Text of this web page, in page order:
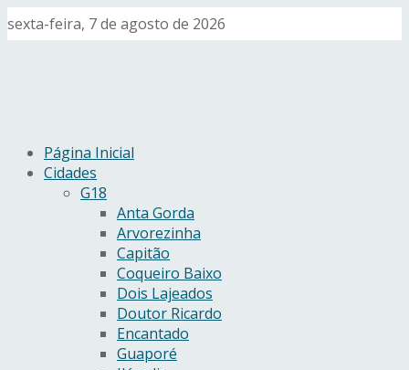
sexta-feira, 7 de agosto de 2026
Página Inicial
Cidades
G18
Anta Gorda
Arvorezinha
Capitão
Coqueiro Baixo
Dois Lajeados
Doutor Ricardo
Encantado
Guaporé